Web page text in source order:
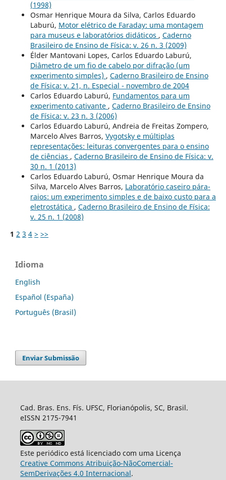
(1998)
Osmar Henrique Moura da Silva, Carlos Eduardo
Laburú, Motor elétrico de Faraday: uma montagem
para museus e laboratórios didáticos , Caderno
Brasileiro de Ensino de Física: v. 26 n. 3 (2009)
Élder Mantovani Lopes, Carlos Eduardo Laburú,
Diâmetro de um fio de cabelo por difração (um
experimento simples) , Caderno Brasileiro de Ensino
de Física: v. 21, n. Especial - novembro de 2004
Carlos Eduardo Laburú, Fundamentos para um
experimento cativante , Caderno Brasileiro de Ensino
de Física: v. 23 n. 3 (2006)
Carlos Eduardo Laburú, Andreia de Freitas Zompero,
Marcelo Alves Barros, Vygotsky e múltiplas
representações: leituras convergentes para o ensino
de ciências , Caderno Brasileiro de Ensino de Física: v.
30 n. 1 (2013)
Carlos Eduardo Laburú, Osmar Henrique Moura da
Silva, Marcelo Alves Barros, Laboratório caseiro pára-
raios: um experimento simples e de baixo custo para a
eletrostática , Caderno Brasileiro de Ensino de Física:
v. 25 n. 1 (2008)
1 2 3 4 > >>
Idioma
English
Español (España)
Português (Brasil)
Enviar Submissão
Cad. Bras. Ens. Fís. UFSC, Florianópolis, SC, Brasil.
eISSN 2175-7941
Este periódico está licenciado com uma Licença
Creative Commons Atribuição-NãoComercial-
SemDerivações 4.0 Internacional.